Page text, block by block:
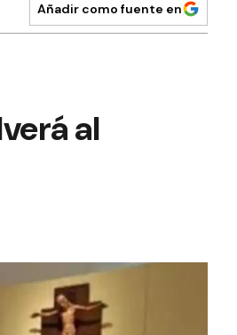
Añadir como fuente en
al